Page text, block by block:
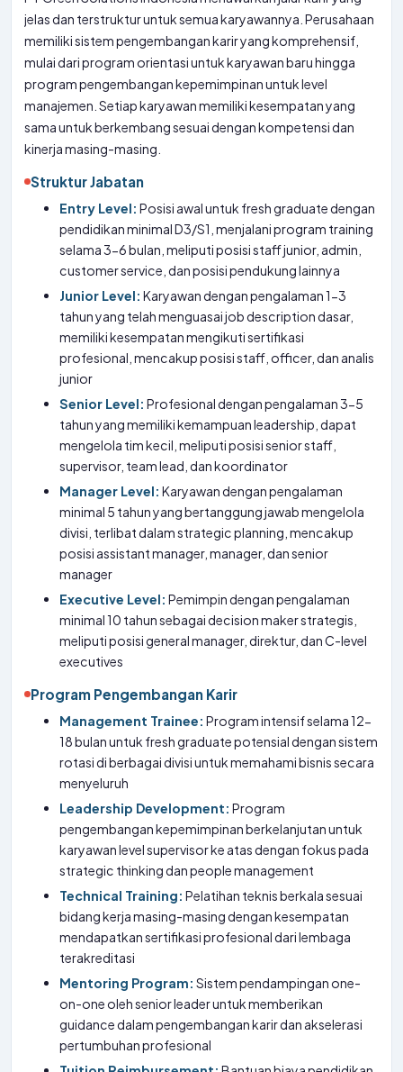
jelas dan terstruktur untuk semua karyawannya. Perusahaan
memiliki sistem pengembangan karir yang komprehensif,
mulai dari program orientasi untuk karyawan baru hingga
program pengembangan kepemimpinan untuk level
manajemen. Setiap karyawan memiliki kesempatan yang
sama untuk berkembang sesuai dengan kompetensi dan
kinerja masing-masing.
Struktur Jabatan
Entry Level: Posisi awal untuk fresh graduate dengan
pendidikan minimal D3/S1, menjalani program training
selama 3-6 bulan, meliputi posisi staff junior, admin,
customer service, dan posisi pendukung lainnya
Junior Level: Karyawan dengan pengalaman 1-3
tahun yang telah menguasai job description dasar,
memiliki kesempatan mengikuti sertifikasi
profesional, mencakup posisi staff, officer, dan analis
junior
Senior Level: Profesional dengan pengalaman 3-5
tahun yang memiliki kemampuan leadership, dapat
mengelola tim kecil, meliputi posisi senior staff,
supervisor, team lead, dan koordinator
Manager Level: Karyawan dengan pengalaman
minimal 5 tahun yang bertanggung jawab mengelola
divisi, terlibat dalam strategic planning, mencakup
posisi assistant manager, manager, dan senior
manager
Executive Level: Pemimpin dengan pengalaman
minimal 10 tahun sebagai decision maker strategis,
meliputi posisi general manager, direktur, dan C-level
executives
Program Pengembangan Karir
Management Trainee: Program intensif selama 12-
18 bulan untuk fresh graduate potensial dengan sistem
rotasi di berbagai divisi untuk memahami bisnis secara
menyeluruh
Leadership Development: Program
pengembangan kepemimpinan berkelanjutan untuk
karyawan level supervisor ke atas dengan fokus pada
strategic thinking dan people management
Technical Training: Pelatihan teknis berkala sesuai
bidang kerja masing-masing dengan kesempatan
mendapatkan sertifikasi profesional dari lembaga
terakreditasi
Mentoring Program: Sistem pendampingan one-
on-one oleh senior leader untuk memberikan
guidance dalam pengembangan karir dan akselerasi
pertumbuhan profesional